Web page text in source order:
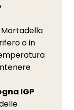
Mortadella
o in
IGP